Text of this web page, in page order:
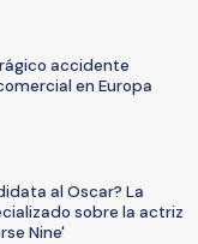
accidente
en Europa
al Oscar? La
sobre la actriz
Nine'